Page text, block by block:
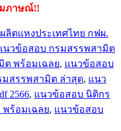
มภาษณ์!!
ตแหงประเทศไทย กฟผ.
นวข้อสอบ กรมสรรพสามิต
ต พร้อมเฉลย, แนวข้อสอบ
สรรพสามิต ล่าสุด, แนว
2566, แนวข้อสอบ นิติกร
ร้อมเฉลย, แนวข้อสอบ